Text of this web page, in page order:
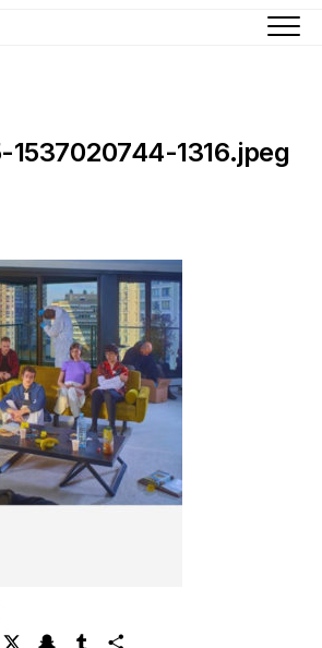
1537020744-1316.jpeg
Bluesky Snapchat
Tumblr